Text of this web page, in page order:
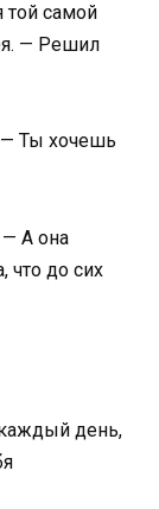
той самой
— Решил
Ты хочешь
А она
что до сих
день,